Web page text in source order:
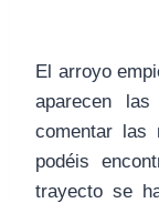
El arroyo
aparecen
comentar las
podéis
trayecto se